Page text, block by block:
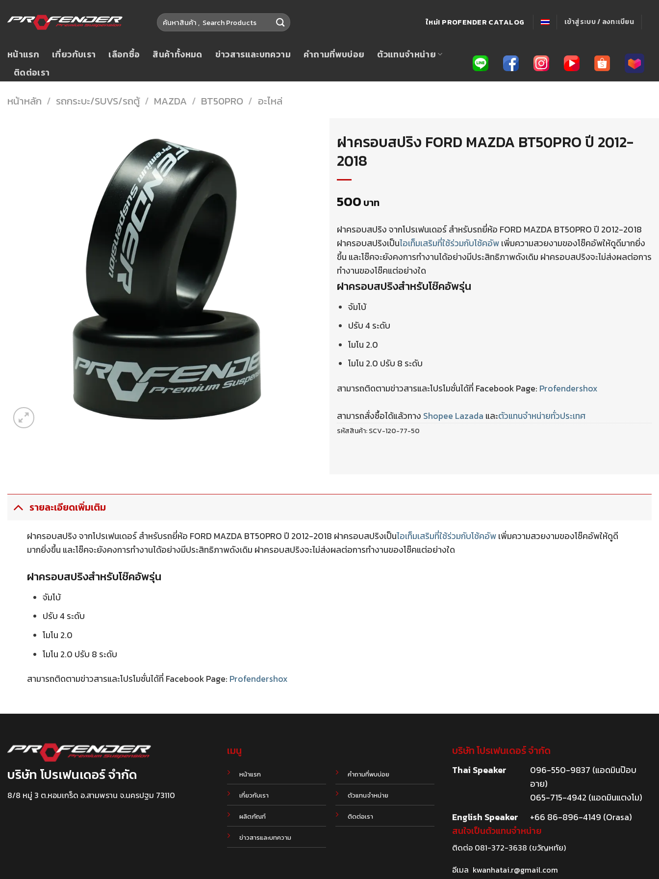
to
ค้นหา: ใหม่! PROFENDER CATALOG เข้าสู่ระบบ / ลงทะเบียน
หน้าแรก เกี่ยวกับเรา เลือกซื้อ สินค้าทั้งหมด ข่าวสารและบทความ คำถามที่พบบ่อย
ตัวแทนจำหน่าย
ติดต่อเรา
หน้าหลัก / รถกระบะ/SUVS/รถตู้ / MAZDA / BT50PRO / อะไหล่
ฝาครอบสปริง FORD MAZDA BT50PRO ปี 2012-
2018
500 บาท
ฝาครอบสปริง จากโปรเฟนเดอร์ สำหรับรถยี่ห้อ FORD MAZDA BT50PRO ปี 2012-2018
ฝาครอบสปริงเป็นไอเท็มเสริมที่ใช้ร่วมกับโช้คอัพเพิ่มความสวยงามของโช๊คอัพให้ดูดีมากยิ่ง
ขึ้น และโช๊คจะยังคงการทำงานได้อย่างมีประสิทธิภาพดังเดิม ฝาครอบสปริงจะไม่ส่งผลต่อการ
ทำงานของโช๊คแต่อย่างใด
ฝาครอบสปริงสำหรับโช๊คอัพรุ่น
จัมโบ้
ปรับ 4 ระดับ
โมโน 2.0
โมโน 2.0 ปรับ 8 ระดับ
สามารถติดตามข่าวสารและโปรโมชั่นได้ที่ Facebook Page: Profendershox
สามารถสั่งซื้อได้แล้วทาง Shopee Lazada และตัวแทนจำหน่ายทั่วประเทศ
รหัสสินค้า:SCV-120-77-50
รายละเอียดเพิ่มเติม
ฝาครอบสปริง จากโปรเฟนเดอร์ สำหรับรถยี่ห้อ FORD MAZDA BT50PRO ปี 2012-2018 ฝาครอบสปริงเป็นไอเท็มเสริมที่ใช้ร่วมกับโช้คอัพเพิ่มความสวยงามของโช๊คอัพให้ดูดี
มากยิ่งขึ้น และโช๊คจะยังคงการทำงานได้อย่างมีประสิทธิภาพดังเดิม ฝาครอบสปริงจะไม่ส่งผลต่อการทำงานของโช๊คแต่อย่างใด
ฝาครอบสปริงสำหรับโช๊คอัพรุ่น
จัมโบ้
ปรับ 4 ระดับ
โมโน 2.0
โมโน 2.0 ปรับ 8 ระดับ
สามารถติดตามข่าวสารและโปรโมชั่นได้ที่ Facebook Page: Profendershox
บริษัท โปรเฟนเดอร์ จำกัด
8/8 หมู่ 3 ต.หอมเกร็ด อ.สามพราน จ.นครปฐม 73110
เมนู
หน้าแรก
เกี่ยวกับเรา
ผลิตภัณฑ์
ข่าวสารและบทความ
คำถามที่พบบ่อย
ตัวแทนจำหน่าย
ติดต่อเรา
บริษัท โปรเฟนเดอร์ จำกัด
Thai Speaker
096-550-9837 (แอดมินป๊อบ
อาย)
065-715-4942 (แอดมินแตงโม)
English Speaker
+66 86-896-4149 (Orasa)
สนใจเป็นตัวแทนจำหน่าย
ติดต่อ 081-372-3638 (ขวัญหทัย)
อีเมล kwanhatai.r@gmail.com